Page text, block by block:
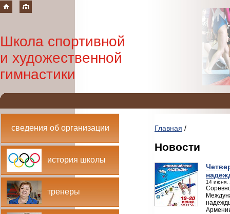
Школа спортивной
и художественной
гимнастики
сведения об организации
история школы
тренеры
Главная /
Новости
14 июня,